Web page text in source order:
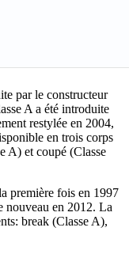
par le constructeur
A a été introduite
restylée en 2004,
en trois corps
A) et coupé (Classe
première fois en 1997
nouveau en 2012. La
break (Classe A),